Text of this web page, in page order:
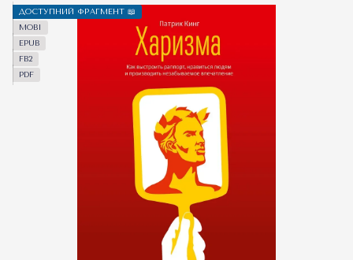
ДОСТУПНИЙ ФРАГМЕНТ 📖
MOBI
EPUB
FB2
PDF